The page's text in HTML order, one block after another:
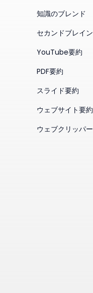
知識のブレンド
セカンドブレイン
YouTube要約
PDF要約
スライド要約
ウェブサイト要約
ウェブクリッパー